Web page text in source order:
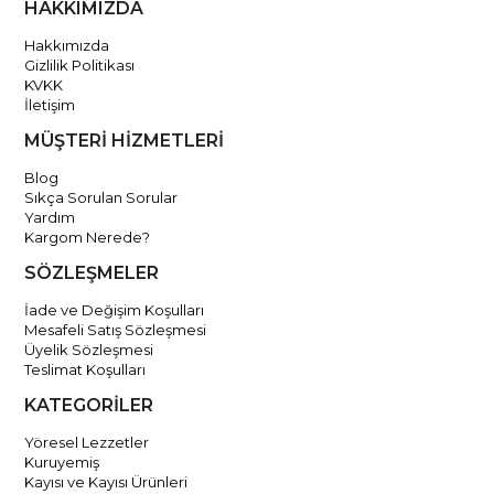
HAKKIMIZDA
Hakkımızda
Gizlilik Politikası
KVKK
İletişim
MÜŞTERİ HİZMETLERİ
Blog
Sıkça Sorulan Sorular
Yardım
Kargom Nerede?
SÖZLEŞMELER
İade ve Değişim Koşulları
Mesafeli Satış Sözleşmesi
Üyelik Sözleşmesi
Teslimat Koşulları
KATEGORİLER
Yöresel Lezzetler
Kuruyemiş
Kayısı ve Kayısı Ürünleri